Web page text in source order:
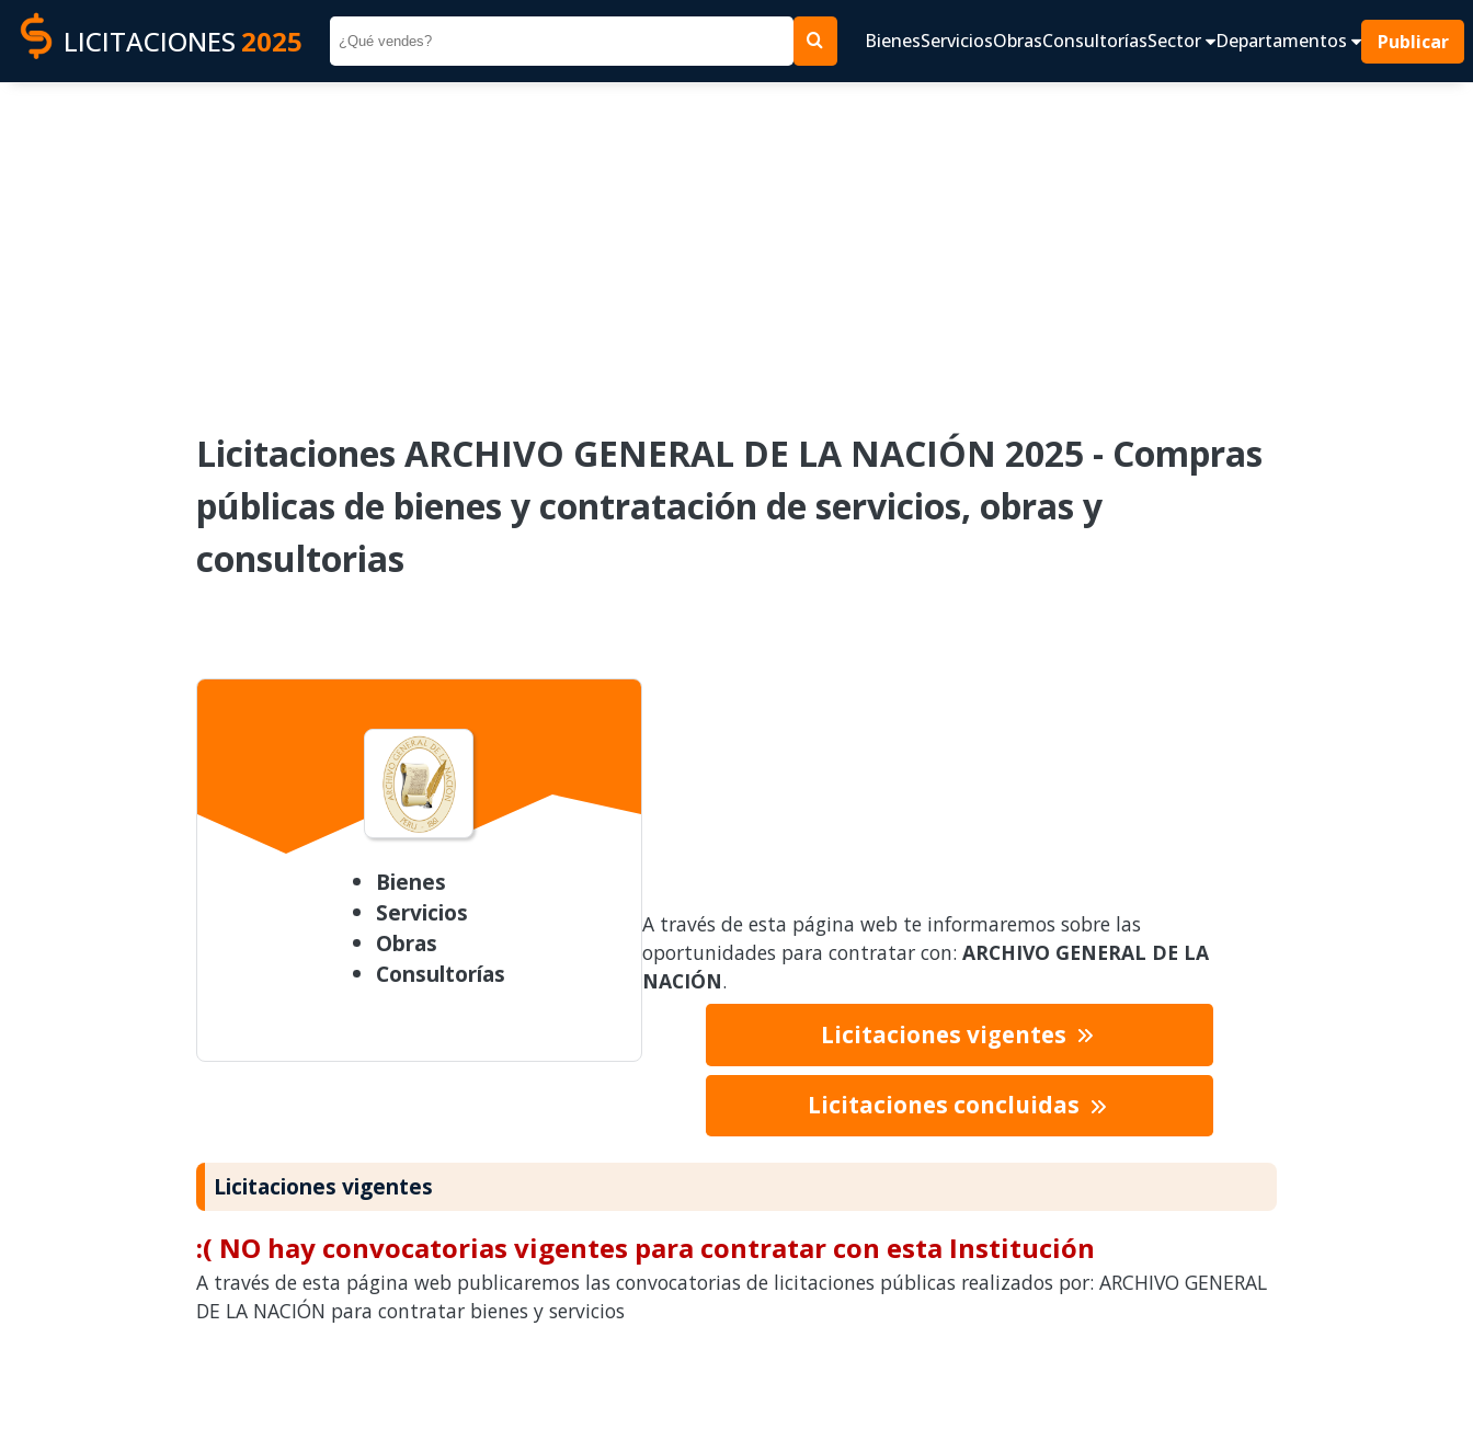
LICITACIONES 2025 BienesServiciosObrasConsultoríasSector Departamentos Publicar
Licitaciones ARCHIVO GENERAL DE LA NACIÓN 2025 - Compras
públicas de bienes y contratación de servicios, obras y
consultorias
Bienes
Servicios
Obras
Consultorías
A través de esta página web te informaremos sobre las
oportunidades para contratar con:ARCHIVO GENERAL DE LA
NACIÓN.
Licitaciones vigentes
Licitaciones concluidas
Licitaciones vigentes
:( NO hay convocatorias vigentes para contratar con esta Institución
A través de esta página web publicaremos las convocatorias de licitaciones públicas realizados por: ARCHIVO GENERAL
DE LA NACIÓN para contratar bienes y servicios